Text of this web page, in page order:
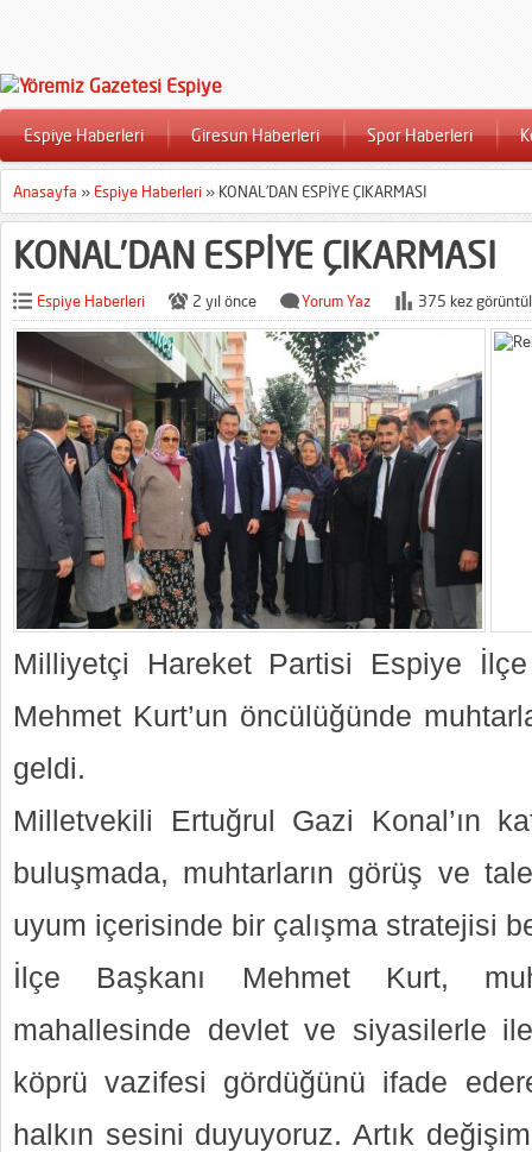
Espiye Haberleri Giresun Haberleri Spor Haberleri
Anasayfa » Espiye Haberleri » KONAL’DAN ESPİYE ÇIKARMASI
KONAL’DAN ESPİYE ÇIKARMASI
Espiye Haberleri 2 yıl önce Yorum Yaz 375 kez
Milliyetçi Hareket Partisi Espiye İlçe
Mehmet Kurt’un öncülüğünde
geldi.
Milletvekili Ertuğrul Gazi Konal’ın
buluşmada, muhtarların görüş ve
uyum içerisinde bir çalışma stratejisi
İlçe Başkanı Mehmet Kurt,
mahallesinde devlet ve siyasilerle
köprü vazifesi gördüğünü ifade
halkın sesini duyuyoruz. Artık